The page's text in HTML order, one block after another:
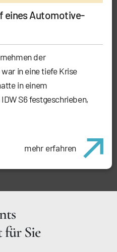
eines Automotive-
der
in eine tiefe Krise
in einem
S6 festgeschrieben,
mehr erfahren
für Sie